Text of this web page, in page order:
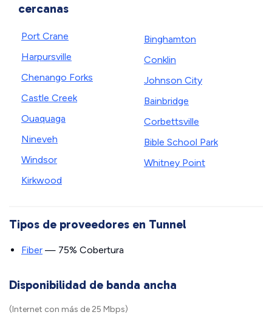
cercanas
Port Crane
Harpursville
Chenango Forks
Castle Creek
Ouaquaga
Nineveh
Windsor
Kirkwood
Binghamton
Conklin
Johnson City
Bainbridge
Corbettsville
Bible School Park
Whitney Point
Tipos de proveedores en Tunnel
Fiber — 75% Cobertura
Disponibilidad de banda ancha
(Internet con más de 25 Mbps)